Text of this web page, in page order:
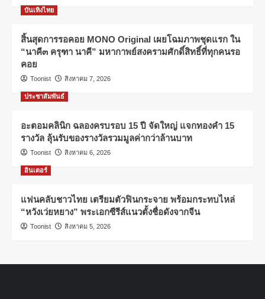
บันเทิงไทย
สิ้นสุดการรอคอย MONO Original เผยโฉมภาพชุดแรก ใน
“นาคี๓ ครุฑา นาคี” มหากาพย์สงครามศักดิ์สิทธิ์ที่ทุกคนรอ
คอย
Toonist สิงหาคม 7, 2026
ประชาสัมพันธ์
อะตอมคลินิก ฉลองครบรอบ 15 ปี จัดใหญ่ แจกทองคำ 15
รางวัล ลุ้นรับของรางวัลรวมมูลค่ากว่าล้านบาท
Toonist สิงหาคม 6, 2026
อินเตอร์
แฟนคลับชาวไทย เตรียมตัวฟินกระจาย พร้อมกระทบไหล่
“หวังเว่ยหยาง” พระเอกซีรีส์แนวตั้งชื่อดังจากจีน
Toonist สิงหาคม 5, 2026